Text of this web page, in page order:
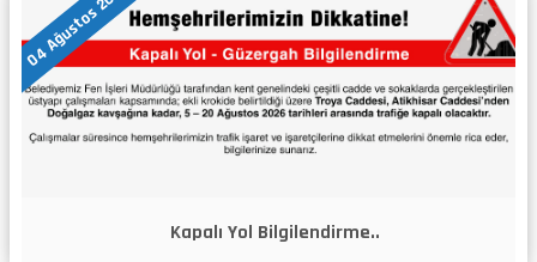
04 Ağustos 2026
Kapalı Yol Bilgilendirme..